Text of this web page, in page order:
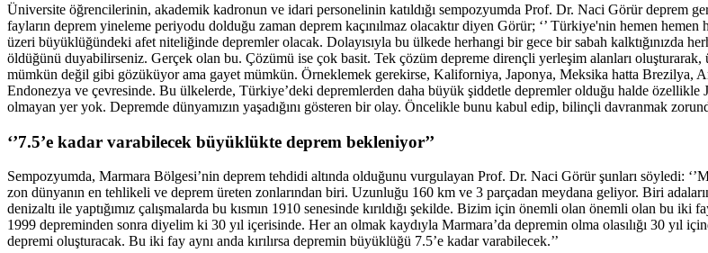
Üniversite öğrencilerinin, akademik kadronun ve idari personelinin katıldığı sempozyumda Prof. Dr. Naci Görür deprem
fayların deprem yineleme periyodu dolduğu zaman deprem kaçınılmaz olacaktır diyen Görür; ‘’ Türkiye'nin hemen
üzeri büyüklüğündeki afet niteliğinde depremler olacak. Dolayısıyla bu ülkede herhangi bir gece bir sabah kalktığınızda
öldüğünü duyabilirseniz. Gerçek olan bu. Çözümü ise çok basit. Tek çözüm depreme dirençli yerleşim alanları oluşturarak,
mümkün değil gibi gözüküyor ama gayet mümkün. Örneklemek gerekirse, Kaliforniya, Japonya, Meksika hatta
Endonezya ve çevresinde. Bu ülkelerde, Türkiye’deki depremlerden daha büyük şiddetle depremler olduğu halde
olmayan yer yok. Depremde dünyamızın yaşadığını gösteren bir olay. Öncelikle bunu kabul edip, bilinçli davranmak
‘’7.5’e kadar varabilecek büyüklükte deprem bekleniyor’’
Sempozyumda, Marmara Bölgesi’nin deprem tehdidi altında olduğunu vurgulayan Prof. Dr. Naci Görür şunları söyledi:
zon dünyanın en tehlikeli ve deprem üreten zonlarından biri. Uzunluğu 160 km ve 3 parçadan meydana geliyor. Biri
denizaltı ile yaptığımız çalışmalarda bu kısmın 1910 senesinde kırıldığı şekilde. Bizim için önemli olan önemli olan bu
1999 depreminden sonra diyelim ki 30 yıl içerisinde. Her an olmak kaydıyla Marmara’da depremin olma olasılığı 30 yıl
depremi oluşturacak. Bu iki fay aynı anda kırılırsa depremin büyüklüğü 7.5’e kadar varabilecek.’’